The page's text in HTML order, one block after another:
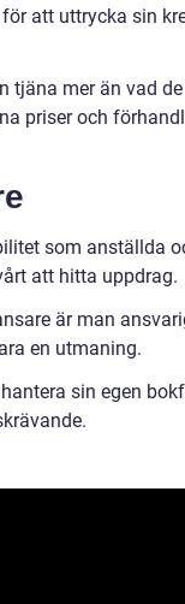
att uttrycka sin
tjäna mer än vad
priser och
som anställda
att hitta uppdrag.
är man
en utmaning.
sin egen